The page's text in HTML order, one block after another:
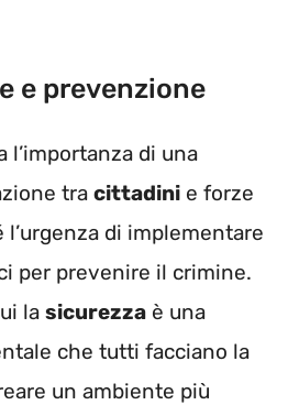
e prevenzione
l’importanza di una
tra cittadini e forze
l’urgenza di implementare
per prevenire il crimine.
la sicurezza è una
che tutti facciano la
un ambiente più